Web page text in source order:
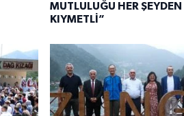
MUTLULUĞU HER ŞEYDEN
KIYMETLİ”